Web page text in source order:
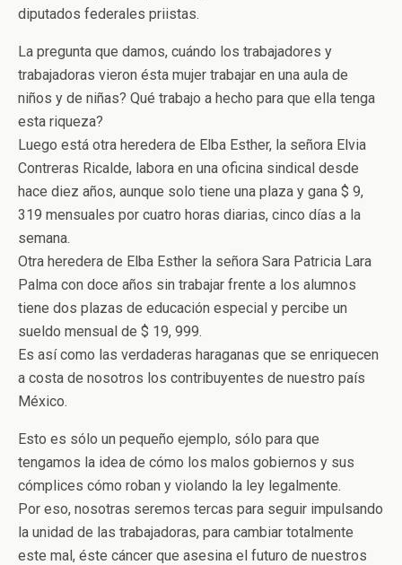
diputados federales priistas.
La pregunta que damos, cuándo los trabajadores y
trabajadoras vieron ésta mujer trabajar en una aula de
niños y de niñas? Qué trabajo a hecho para que ella tenga
esta riqueza?
Luego está otra heredera de Elba Esther, la señora Elvia
Contreras Ricalde, labora en una oficina sindical desde
hace diez años, aunque solo tiene una plaza y gana $ 9,
319 mensuales por cuatro horas diarias, cinco días a la
semana.
Otra heredera de Elba Esther la señora Sara Patricia Lara
Palma con doce años sin trabajar frente a los alumnos
tiene dos plazas de educación especial y percibe un
sueldo mensual de $ 19, 999.
Es así como las verdaderas haraganas que se enriquecen
a costa de nosotros los contribuyentes de nuestro país
México.
Esto es sólo un pequeño ejemplo, sólo para que
tengamos la idea de cómo los malos gobiernos y sus
cómplices cómo roban y violando la ley legalmente.
Por eso, nosotras seremos tercas para seguir impulsando
la unidad de las trabajadoras, para cambiar totalmente
este mal, éste cáncer que asesina el futuro de nuestros